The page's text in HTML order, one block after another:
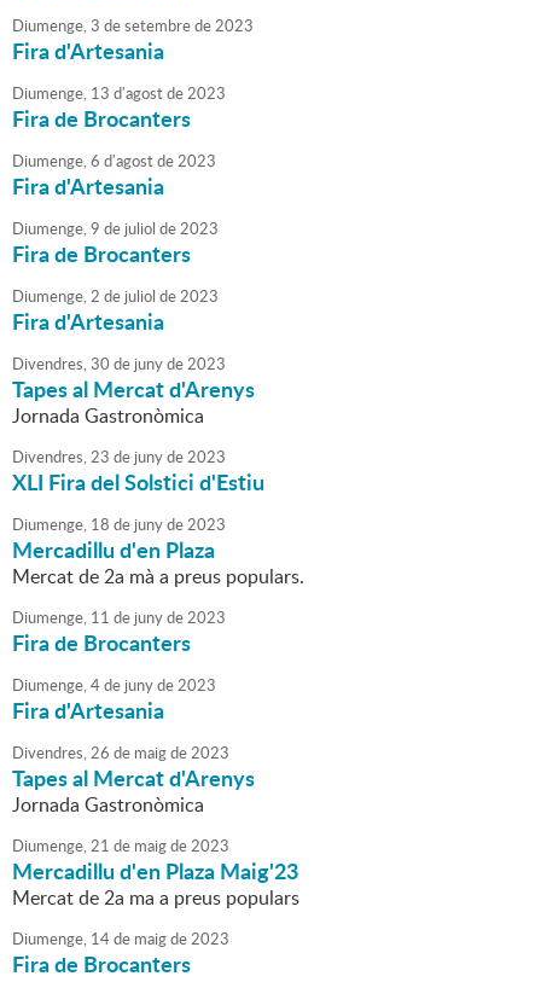
Diumenge,3 desetembrede2023
Fira d'Artesania
Diumenge, 13 d'agostde2023
Fira de Brocanters
Diumenge,6 d'agostde2023
Fira d'Artesania
Diumenge,9 de juliol de2023
Fira de Brocanters
Diumenge,2 de juliol de2023
Fira d'Artesania
Divendres,30 de junyde2023
Tapes al Mercat d'Arenys
Jornada Gastronòmica
Divendres,23 de junyde2023
XLI Fira del Solstici d'Estiu
Diumenge, 18 de junyde2023
Mercadillu d'en Plaza
Mercat de 2a mà a preus populars.
Diumenge, 11 de junyde2023
Fira de Brocanters
Diumenge,4de junyde2023
Fira d'Artesania
Divendres,26 de maigde2023
Tapes al Mercat d'Arenys
Jornada Gastronòmica
Diumenge,21 de maigde2023
Mercadillu d'en Plaza Maig'23
Mercat de 2a ma a preus populars
Diumenge, 14de maigde2023
Fira de Brocanters